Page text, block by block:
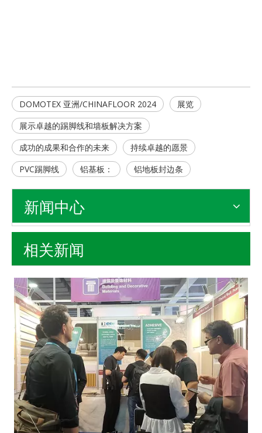
DOMOTEX 亚洲/CHINAFLOOR 2024
展览
展示卓越的踢脚线和墙板解决方案
成功的成果和合作的未来
持续卓越的愿景
PVC踢脚线
铝基板： 铝地板封边条
新闻中心
相关新闻